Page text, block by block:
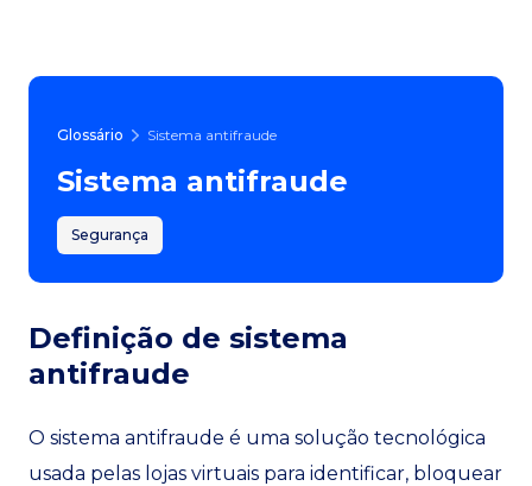
Glossário Sistema antifraude
Sistema antifraude
Segurança
Definição de sistema
antifraude
O sistema antifraude é uma solução tecnológica
usada pelas lojas virtuais para identificar, bloquear